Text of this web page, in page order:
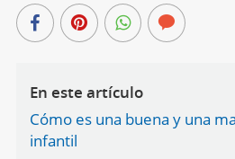
En este artículo
Cómo es una buena y una
infantil